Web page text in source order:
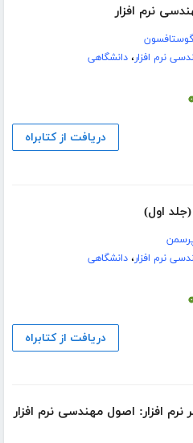
نرم افزار
نرم افزار،دانشگاهی
دریافت از کتابراه
اول)
نرم افزار،دانشگاهی
دریافت از کتابراه
افزار: اصول مهندسی نرم افزار